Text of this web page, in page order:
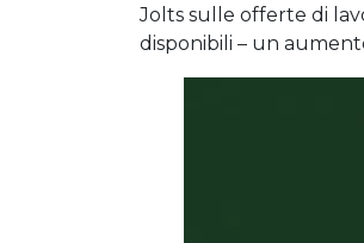
Jolts sulle offerte di
disponibili – un